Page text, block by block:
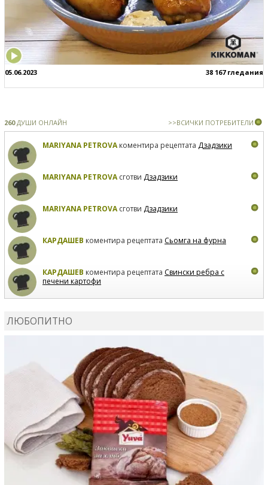
05.06.2023 38 167 гледания
260ДУШИ ОНЛАЙН >>ВСИЧКИ ПОТРЕБИТЕЛИ
MARIYANA PETROVAкоментира рецептата Дзадзики
MARIYANA PETROVAсготви Дзадзики
MARIYANA PETROVAсготви Дзадзики
КАРДАШЕВ коментира рецептата Сьомга на фурна
КАРДАШЕВ коментира рецептата Свински ребра с
печени картофи
ЛЮБОПИТНО